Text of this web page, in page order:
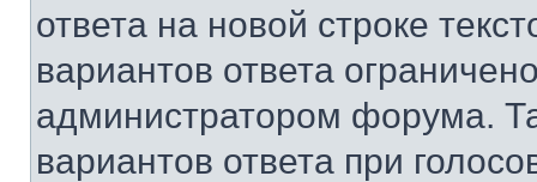
ответа на новой строке
вариантов ответа
администратором форума.
вариантов ответа при